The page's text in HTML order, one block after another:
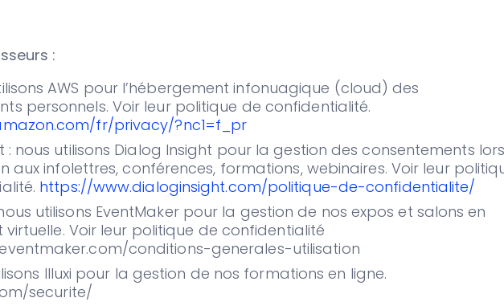
:
AWS pour l’hébergement infonuagique (cloud) des
personnels. Voir leur politique de confidentialité.
fr/privacy/?nc1=f_pr
: nous utilisons Dialog Insight pour la gestion des consentements lors
aux infolettres, conférences, formations, webinaires. Voir leur
https://www.dialoginsight.com/politique-de-confidentialite/
utilisons EventMaker pour la gestion de nos expos et salons en
virtuelle. Voir leur politique de confidentialité
conditions-generales-utilisation
Illuxi pour la gestion de nos formations en ligne.
securite/